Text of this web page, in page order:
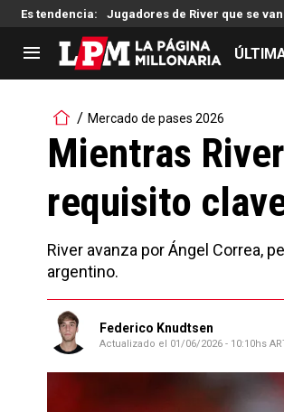
Es tendencia: Jugadores de River que se van
LIGA PROFESIONAL
Noticias
Tabla de posiciones
Reserva
Copa
Copa
Mercado de pases 2026
Mientras
requisito
River avanza por Ángel Correa,
argentino.
Federico Knudtsen
Actualizado el 01/06/2026 - 10:10hs